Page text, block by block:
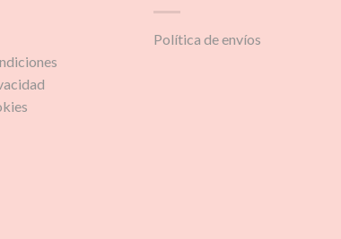
Política de envíos